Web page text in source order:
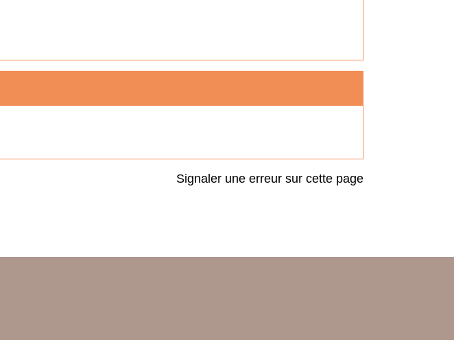
Signaler une erreur sur cette page